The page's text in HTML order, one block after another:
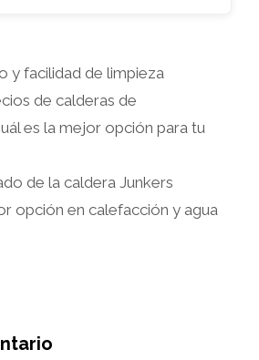
y facilidad de limpieza
de calderas de
es la mejor opción para tu
de la caldera Junkers
opción en calefacción y agua